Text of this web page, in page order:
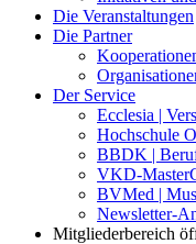
Die Veranstaltungen
Die Partner
Der Service
Ecclesia |
Hochschule
BBDK |
VKD-
BVMed |
Newsletter-
Mitgliederbereich